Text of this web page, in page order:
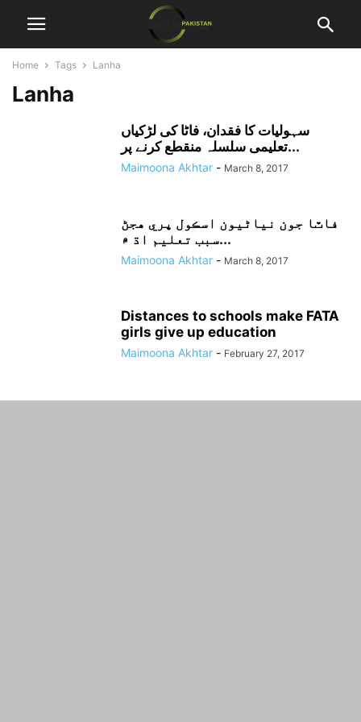
Home Tags Lanha
Lanha
سہولیات کا فقدان، فاٹا کی لڑکیاں
تعلیمی سلسلہ منقطع کرنے پر...
Maimoona Akhtar - March 8, 2017
فاٽا جون نياڻيون اسڪول پري هجڻ
سبب تعليم اڌ ۾...
Maimoona Akhtar - March 8, 2017
Distances to schools make FATA
girls give up education
Maimoona Akhtar - February 27, 2017